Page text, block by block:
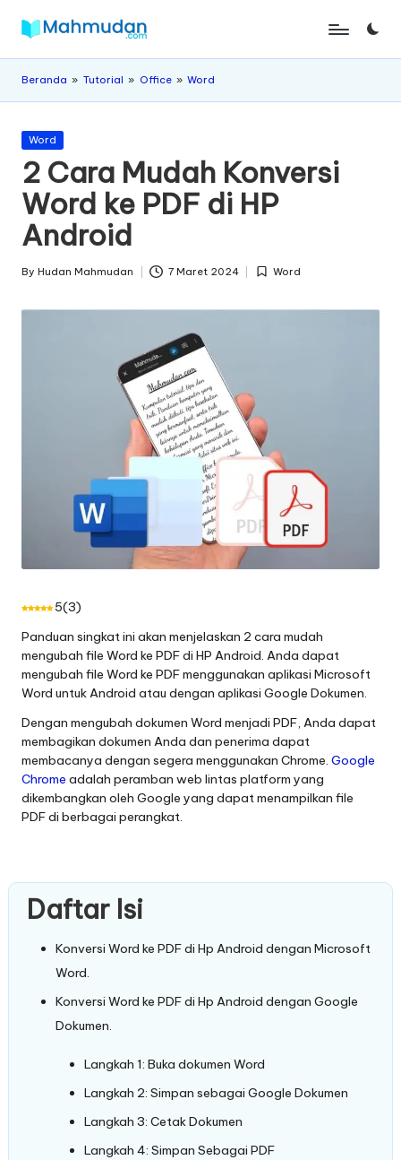
Skip
to
content
M
a
m
u
d
a
n
Beranda » Tutorial » Office » Word
Posted
in
Word
2 Cara Mudah Konversi
Word ke PDF di HP
Android
Posted
By Hudan Mahmudan 7 Maret 2024
Posted
Word
5(3)
Panduan singkat ini akan menjelaskan 2 cara mudah
mengubah file Word ke PDF di HP Android. Anda dapat
mengubah file Word ke PDF menggunakan aplikasi Microsoft
Word untuk Android atau dengan aplikasi Google Dokumen.
Dengan mengubah dokumen Word menjadi PDF, Anda dapat
membagikan dokumen Anda dan penerima dapat
membacanya dengan segera menggunakan Chrome. Google
Chrome adalah peramban web lintas platform yang
dikembangkan oleh Google yang dapat menampilkan file
PDF di berbagai perangkat.
Daftar Isi
Konversi Word ke PDF di Hp Android dengan Microsoft
Word.
Konversi Word ke PDF di Hp Android dengan Google
Dokumen.
Langkah 1: Buka dokumen Word
Langkah 2: Simpan sebagai Google Dokumen
Langkah 3: Cetak Dokumen
Langkah 4: Simpan Sebagai PDF